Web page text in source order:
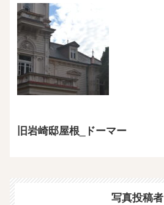
旧岩崎邸屋根_ドーマー
写真投稿者